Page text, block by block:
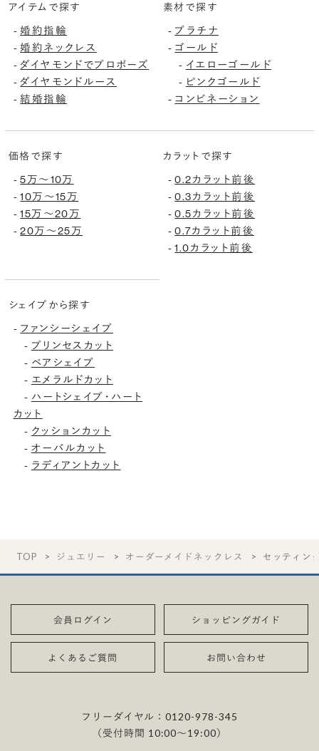
アイテムで探す
-婚約指輪
-婚約ネックレス
-ダイヤモンドでプロポーズ
-ダイヤモンドルース
-結婚指輪
素材で探す
- プラチナ
- ゴールド
- イエローゴールド
- ピンクゴールド
- コンビネーション
価格で探す
-5万〜10万
-10万〜15万
-15万〜20万
-20万〜25万
カラットで探す
-0.2カラット前後
-0.3カラット前後
-0.5カラット前後
-0.7カラット前後
-1.0カラット前後
シェイプから探す
- ファンシーシェイプ
- プリンセスカット
- ペアシェイプ
- エメラルドカット
- ハートシェイプ・ハート
カット
- クッションカット
- オーバルカット
- ラディアントカット
TOP ジュエリー オーダーメイドネックレス セッティン
会員ログイン ショッピングガイド
よくあるご質問 お問い合わせ
フリーダイヤル：0120-978-345
（受付時間 10:00〜19:00）